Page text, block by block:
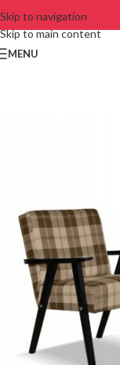
Skip to navigation
Skip to main content
MENU